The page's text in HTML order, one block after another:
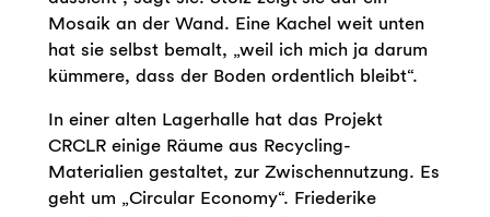
Mosaik an der Wand. Eine Kachel weit unten
hat sie selbst bemalt, „weil ich mich ja darum
kümmere, dass der Boden ordentlich bleibt“.
In einer alten Lagerhalle hat das Projekt
CRCLR einige Räume aus Recycling-
Materialien gestaltet, zur Zwischennutzung. Es
geht um „Circular Economy“. Friederike